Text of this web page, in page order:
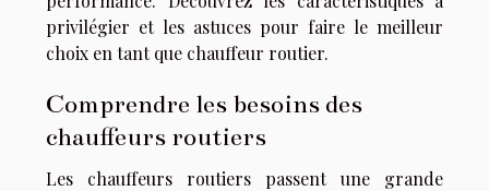
privilégier et les astuces pour faire le meilleur
choix en tant que chauffeur routier.
Comprendre les besoins des
chauffeurs routiers
Les chauffeurs routiers passent une grande